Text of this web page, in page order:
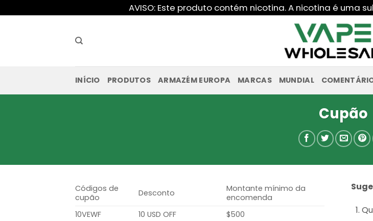
para
AVISO: Este produto contém nicotina. A nicotina é uma
INÍCIO PRODUTOS ARMAZÉM EUROPA MARCAS MUNDIAL
Cupão
Códigos de
cupão
Desconto
Montante mínimo da
encomenda
10VEWF
10 USD OFF
$500